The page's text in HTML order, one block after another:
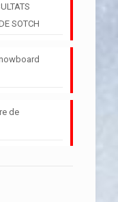
SOTCH
de